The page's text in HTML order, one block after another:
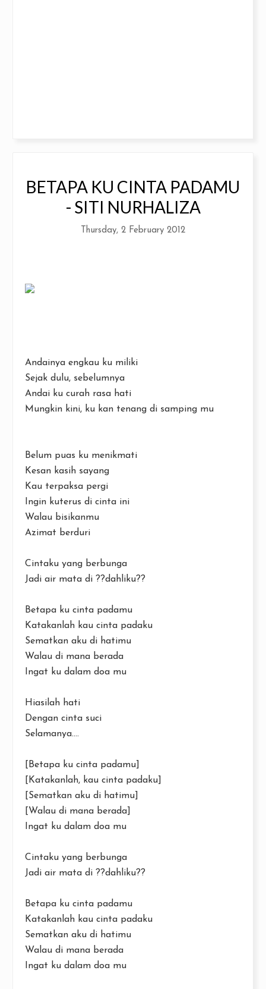
BETAPA KU CINTA PADAMU
- SITI NURHALIZA
Thursday, 2 February 2012
Andainya engkau ku miliki
Sejak dulu, sebelumnya
Andai ku curah rasa hati
Mungkin kini, ku kan tenang di samping mu
Belum puas ku menikmati
Kesan kasih sayang
Kau terpaksa pergi
Ingin kuterus di cinta ini
Walau bisikanmu
Azimat berduri
Cintaku yang berbunga
Jadi air mata di ??dahliku??
Betapa ku cinta padamu
Katakanlah kau cinta padaku
Sematkan aku di hatimu
Walau di mana berada
Ingat ku dalam doa mu
Hiasilah hati
Dengan cinta suci
Selamanya....
[Betapa ku cinta padamu]
[Katakanlah, kau cinta padaku]
[Sematkan aku di hatimu]
[Walau di mana berada]
Ingat ku dalam doa mu
Cintaku yang berbunga
Jadi air mata di ??dahliku??
Betapa ku cinta padamu
Katakanlah kau cinta padaku
Sematkan aku di hatimu
Walau di mana berada
Ingat ku dalam doa mu